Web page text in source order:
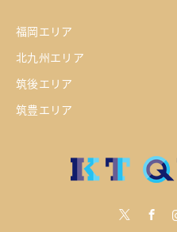
福岡エリア
北九州エリア
筑後エリア
筑豊エリア
Instagramtiktock youtube